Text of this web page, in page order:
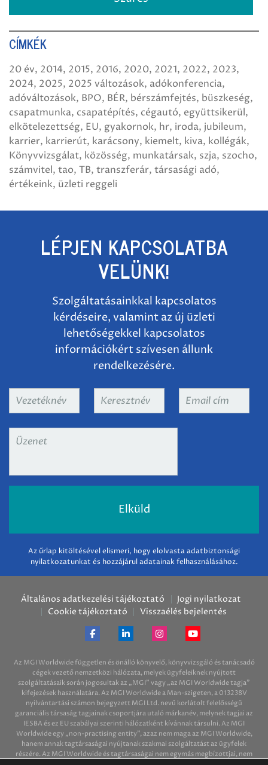
CÍMKÉK
20 év 2014 2015 2016 2020 2021 2022 2023
2024 2025 2025 változások adókonferencia
adóváltozások BPO BÉR bérszámfejtés büszkeség
csapatmunka csapatépítés cégautó együttsikerül
elkötelezettség EU gyakornok hr iroda jubileum
karrier karrierút karácsony kiemelt kiva kollégák
Könyvvizsgálat közösség munkatársak szja szocho
számvitel tao TB transzferár társasági adó
értékeink üzleti reggeli
LÉPJEN KAPCSOLATBA
VELÜNK!
Szolgáltatásainkkal kapcsolatos
kérdéseire, valamint az új üzleti
lehetőségekkel kapcsolatos
információkért szívesen állunk
rendelkezésére.
Vezetéknév Keresztnév
Email
Üzenet
Az űrlap kitöltésével elismeri, hogy elolvasta adatbiztonsági
nyilatkozatunkat és hozzájárul adatainak felhasználásához.
Általános adatkezelési tájékoztató
Jogi nyilatkozat
Cookie tájékoztató
Visszaélés bejelentés
Az MGI Worldwide független és önálló könyvelő, könyvvizsgáló és tanácsadó
cégek vezető nemzetközi hálózata, melyek ügyfeleiknek nyújtott
szolgáltatásaik során jogosultak az „MGI” vagy „az MGI Worldwide tagja”
kifejezések használatára. Az MGI Worldwide a Man-szigeten, a 013238V
nyilvántartási számon bejegyzett MGI Ltd. nevű korlátolt felelősségű
garanciális társaság tagjainak csoportjára utaló márkanév, melynek tagjai az
IESBA és ez EU szabályai szerinti hálózatként kívánnak társulni. Az MGI
Worldwide egy „non-practising entity”, azaz nem maga az MGI Worldwide,
hanem annak tagtársaságai nyújtanak szakmai szolgáltatást az ügyfelek
részére. Az MGI Worldwide és tagtársaságai nem egymás megbízottjai, nem